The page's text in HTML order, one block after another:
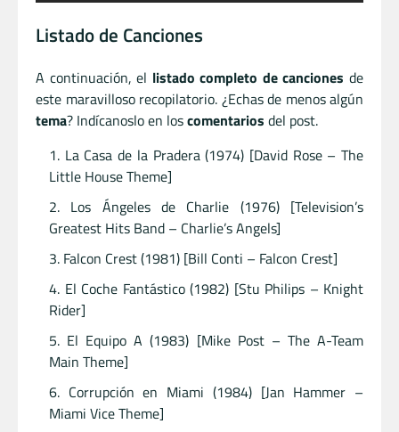
Listado de Canciones
A continuación, el listado completo de canciones de
este maravilloso recopilatorio. ¿Echas de menos algún
tema? Indícanoslo en loscomentarios del post.
La Casa de la Pradera (1974) [David Rose – The
Little House Theme]
Los Ángeles de Charlie (1976) [Television’s
Greatest Hits Band – Charlie’s Angels]
Falcon Crest (1981) [Bill Conti – Falcon Crest]
El Coche Fantástico (1982) [Stu Philips – Knight
Rider]
El Equipo A (1983) [Mike Post – The A-Team
Main Theme]
Corrupción en Miami (1984) [Jan Hammer –
Miami Vice Theme]